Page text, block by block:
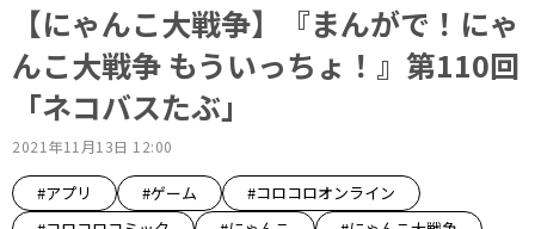
【にゃんこ大戦争】『まんがで！にゃ
んこ大戦争 もういっちょ！』第110回
「ネコバスたぶ」
2021年11月13日 12:00
#アプリ #ゲーム
#コロコロオンライン